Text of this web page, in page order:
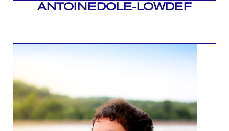
ANTOINEDOLE-LOWDEF